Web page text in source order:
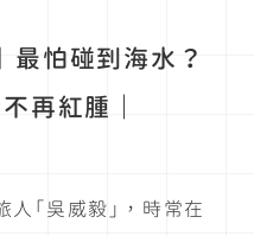
最怕碰到海水？
再紅腫｜
「吳威毅」，時常在